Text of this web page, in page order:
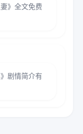
》全文免费
剧情简介有